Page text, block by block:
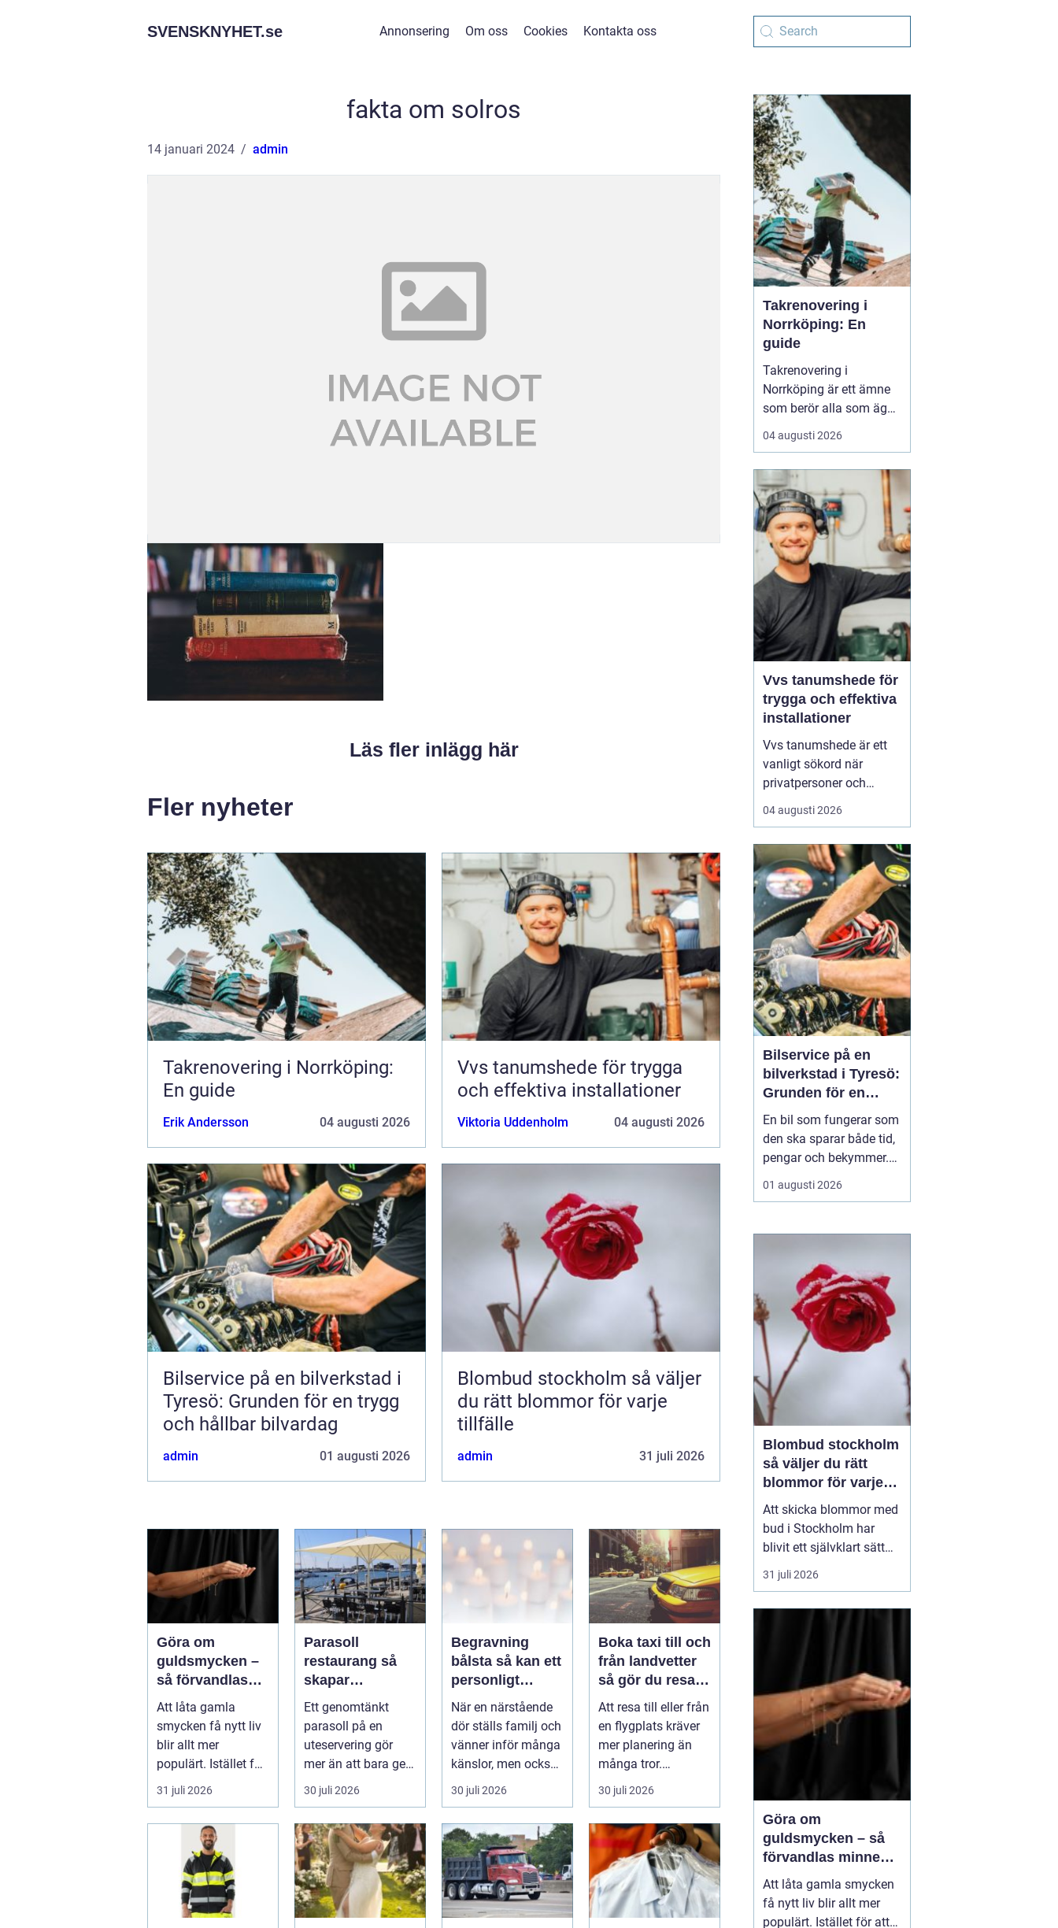
SVENSKNYHET.se Annonsering Om oss Cookies Kontakta oss
fakta om solros
14 januari 2024 admin
Läs fler inlägg här
Fler nyheter
Takrenovering i Norrköping:
En guide
Erik Andersson 04 augusti 2026
Vvs tanumshede för trygga
och effektiva installationer
Viktoria Uddenholm 04 augusti 2026
Bilservice på en bilverkstad i
Tyresö: Grunden för en trygg
och hållbar bilvardag
admin 01 augusti 2026
Blombud stockholm så väljer
du rätt blommor för varje
tillfälle
admin 31 juli 2026
Göra om
guldsmycken –
så förvandlas
minnen till nya
favoriter
Att låta gamla
smycken få nytt liv
blir allt mer
populärt. Istället för
a...
31 juli 2026
Parasoll
restaurang så
skapar
uteserveringen
rätt känsla året
runt
Ett genomtänkt
parasoll på en
uteservering gör
mer än att bara ge
skugga. Det
påverkar hur länge
gäs...
30 juli 2026
Begravning
bålsta så kan ett
personligt
avsked formas
När en närstående
dör ställs familj och
vänner inför många
känslor, men också
praktiska beslut. En
b...
30 juli 2026
Boka taxi till och
från landvetter
så gör du resan
trygg och
smidig
Att resa till eller från
en flygplats kräver
mer planering än
många tror.
Flygtider, packning,
säker...
30 juli 2026
Takrenovering i
Norrköping: En
guide
Takrenovering i
Norrköping är ett ämne
som berör alla som äger
hus, radhus eller
flerfamiljshus i området.
viktigaste skydd mot
regn, snö och fukt, och
en i tid genomförd
renovering kan sp...
04 augusti 2026
Vvs tanumshede för
trygga och effektiva
installationer
Vvs tanumshede är ett
vanligt sökord när
privatpersoner och
företag behöver hjälp
med värme, vatten och
Många undrar vad som
skiljer en seriös vvs
partner från en tillfällig
lösning, hur en
installation bör gå till
och vilka...
04 augusti 2026
Bilservice på en
bilverkstad i Tyresö:
Grunden för en
trygg och hållbar
bilvardag
En bil som fungerar som
den ska sparar både tid,
pengar och bekymmer.
För många förare blir
servicefrågan ändå
tills en varningslampa
känns fel. Ge...
01 augusti 2026
Blombud stockholm
så väljer du rätt
blommor för varje
tillfälle
Att skicka blommor med
bud i Stockholm har
blivit ett självklart sätt
att visa omtanke, fira
stora händelser eller
svårt att formulera i ord.
sekunder, oavsett om
mottagaren befinner sig
på konto...
31 juli 2026
Göra om
guldsmycken – så
förvandlas minnen
till nya favoriter
Att låta gamla smycken
få nytt liv blir allt mer
populärt. Istället för att